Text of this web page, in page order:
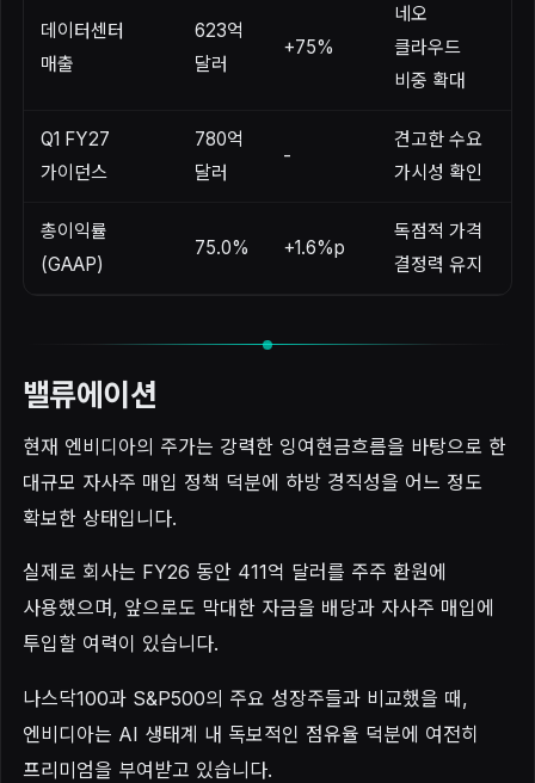
데이터센터
매출
623억
달러
+75%
네오
클라우드
비중 확대
Q1 FY27
가이던스
780억
달러
-
견고한 수요
가시성 확인
총이익률
(GAAP)
75.0% +1.6%p
독점적 가격
결정력 유지
밸류에이션
현재 엔비디아의 주가는 강력한 잉여현금흐름을 바탕으로 한
대규모 자사주 매입 정책 덕분에 하방 경직성을 어느 정도
확보한 상태입니다.
실제로 회사는 FY26 동안 411억 달러를 주주 환원에
사용했으며, 앞으로도 막대한 자금을 배당과 자사주 매입에
투입할 여력이 있습니다.
나스닥100과 S&P500의 주요 성장주들과 비교했을 때,
엔비디아는 AI 생태계 내 독보적인 점유율 덕분에 여전히
프리미엄을 부여받고 있습니다.